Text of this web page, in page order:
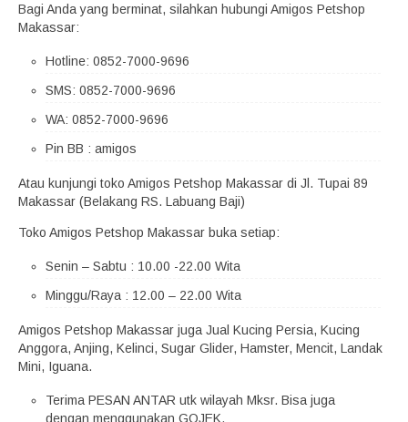
Bagi Anda yang berminat, silahkan hubungi Amigos Petshop
Makassar:
Hotline: 0852-7000-9696
SMS: 0852-7000-9696
WA: 0852-7000-9696
Pin BB : amigos
Atau kunjungi toko Amigos Petshop Makassar di Jl. Tupai 89
Makassar (Belakang RS. Labuang Baji)
Toko Amigos Petshop Makassar buka setiap:
Senin – Sabtu : 10.00 -22.00 Wita
Minggu/Raya : 12.00 – 22.00 Wita
Amigos Petshop Makassar juga Jual Kucing Persia, Kucing
Anggora, Anjing, Kelinci, Sugar Glider, Hamster, Mencit, Landak
Mini, Iguana.
Terima PESAN ANTAR utk wilayah Mksr. Bisa juga
dengan menggunakan GOJEK.